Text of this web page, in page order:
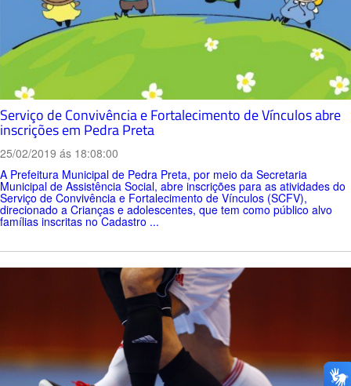
Serviço de Convivência e Fortalecimento de Vínculos abre
inscrições em Pedra Preta
25/02/2019 ás 18:08:00
A Prefeitura Municipal de Pedra Preta, por meio da Secretaria
Municipal de Assistência Social, abre inscrições para as atividades do
Serviço de Convivência e Fortalecimento de Vínculos (SCFV),
direcionado a Crianças e adolescentes, que tem como público alvo
famílias inscritas no Cadastro ...